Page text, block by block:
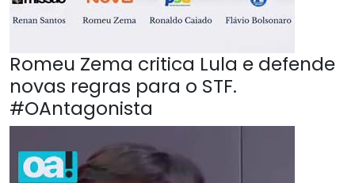
Romeu Zema critica Lula e defende
novas regras para o STF.
#OAntagonista